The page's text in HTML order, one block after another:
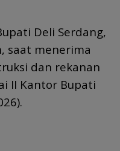
Deli Serdang,
saat menerima
dan rekanan
II Kantor Bupati